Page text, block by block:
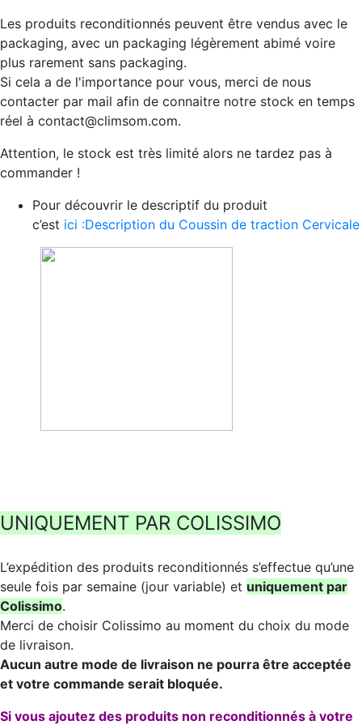
Les produits reconditionnés peuvent être vendus avec le
packaging, avec un packaging légèrement abimé voire
plus rarement sans packaging.
Si cela a de l'importance pour vous, merci de nous
contacter par mail afin de connaitre notre stock en temps
réel à contact@climsom.com.
Attention, le stock est très limité alors ne tardez pas à
commander !
Pour découvrir le descriptif du produit
c’est ici :Description du Coussin de traction Cervicale
UNIQUEMENT PAR COLISSIMO
L’expédition des produits reconditionnés s’effectue qu’une
seule fois par semaine (jour variable) et uniquement par
Colissimo.
Merci de choisir Colissimo au moment du choix du mode
de livraison.
Aucun autre mode de livraison ne pourra être acceptée
et votre commande serait bloquée.
Si vous ajoutez des produits non reconditionnés à votre